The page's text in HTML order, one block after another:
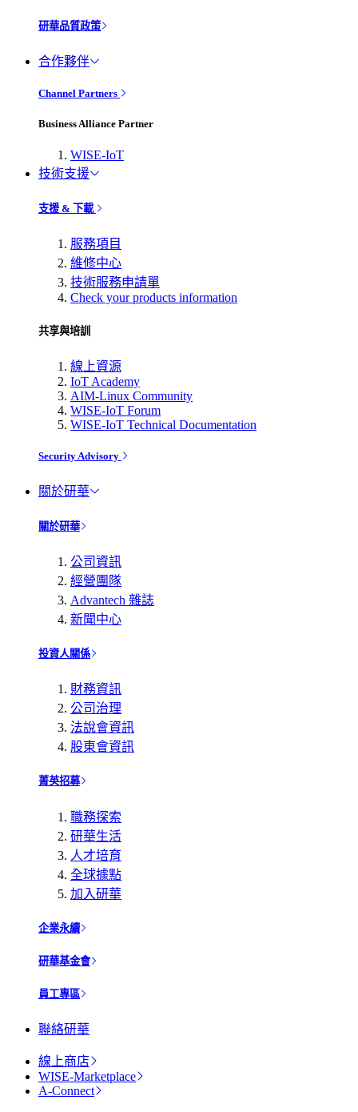
研華品質政策
合作夥伴
Channel Partners
Business Alliance Partner
WISE-IoT
技術支援
支援 & 下載
服務項目
維修中心
技術服務申請單
Check your products information
共享與培訓
線上資源
IoT Academy
AIM-Linux Community
WISE-IoT Forum
WISE-IoT Technical Documentation
Security Advisory
關於研華
關於研華
公司資訊
經營團隊
Advantech 雜誌
新聞中心
投資人關係
財務資訊
公司治理
法說會資訊
股東會資訊
菁英招募
職務探索
研華生活
人才培育
全球據點
加入研華
企業永續
研華基金會
員工專區
聯絡研華
線上商店
WISE-Marketplace
A-Connect